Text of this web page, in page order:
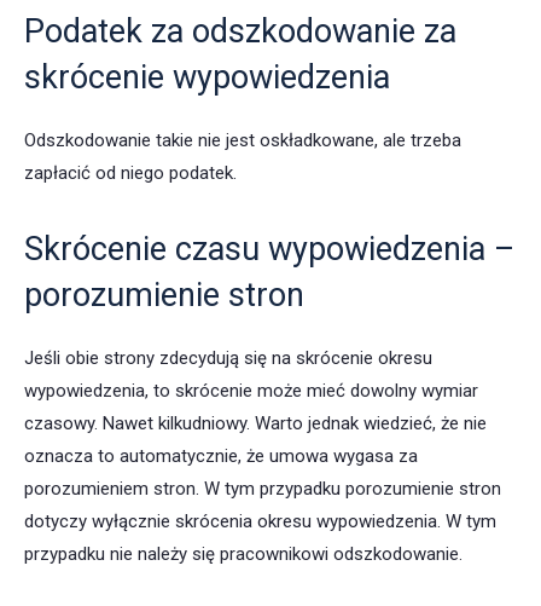
Podatek za odszkodowanie za
skrócenie wypowiedzenia
Odszkodowanie takie nie jest oskładkowane, ale trzeba
zapłacić od niego podatek.
Skrócenie czasu wypowiedzenia –
porozumienie stron
Jeśli obie strony zdecydują się na skrócenie okresu
wypowiedzenia, to skrócenie może mieć dowolny wymiar
czasowy. Nawet kilkudniowy. Warto jednak wiedzieć, że nie
oznacza to automatycznie, że umowa wygasa za
porozumieniem stron. W tym przypadku porozumienie stron
dotyczy wyłącznie skrócenia okresu wypowiedzenia. W tym
przypadku nie należy się pracownikowi odszkodowanie.